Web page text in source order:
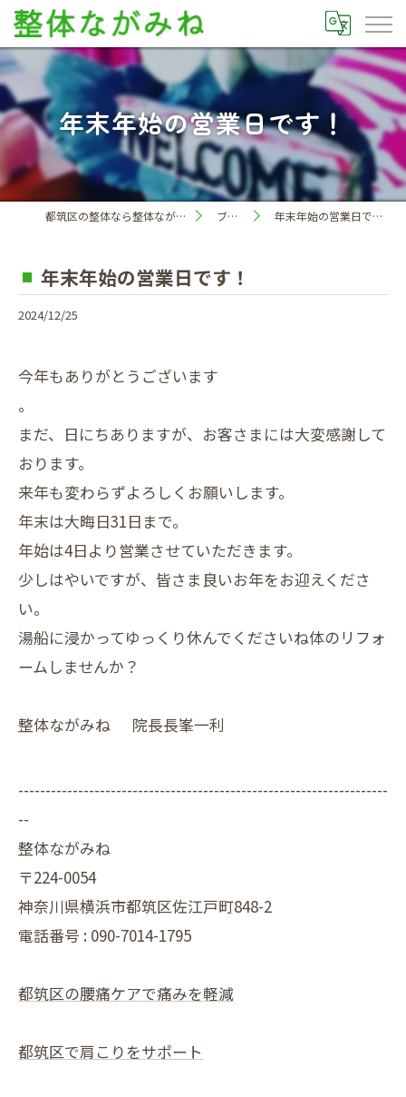
年末年始の営業日です！
都筑区の整体なら整体ながみね ブログ 年末年始の営業日です！
年末年始の営業日です！
2024/12/25
今年もありがとうございます
。
まだ、日にちありますが、お客さまには大変感謝して
おります。
来年も変わらずよろしくお願いします。
年末は大晦日31日まで。
年始は4日より営業させていただきます。
少しはやいですが、皆さま良いお年をお迎えくださ
い。
湯船に浸かってゆっくり休んでくださいね体のリフォ
ームしませんか？
整体ながみね 院長長峯一利
--------------------------------------------------------------------
--
整体ながみね
〒224-0054
神奈川県横浜市都筑区佐江戸町848-2
電話番号 : 090-7014-1795
都筑区の腰痛ケアで痛みを軽減
都筑区で肩こりをサポート